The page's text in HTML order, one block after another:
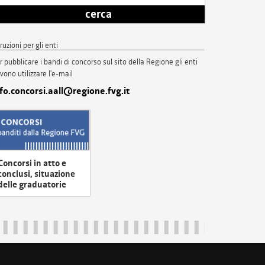
cerca
per gli enti
pubblicare i bandi di concorso sul sito della Regione gli enti
utilizzare l'e-mail
in atto e
situazione
graduatorie